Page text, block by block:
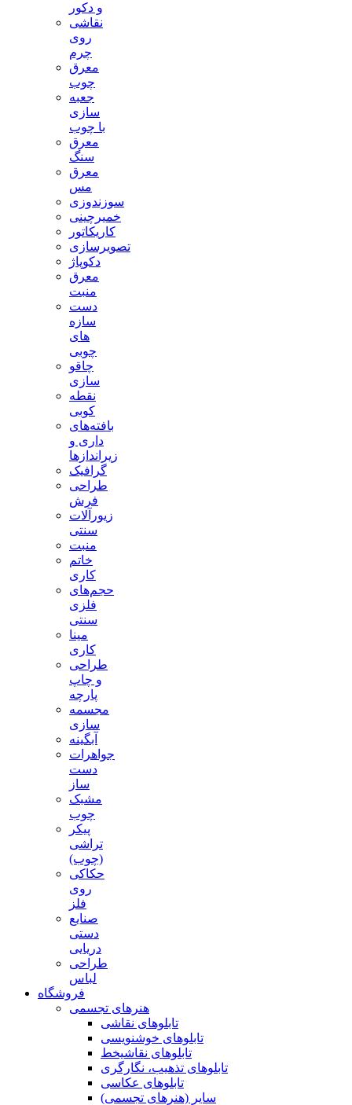
و دکور
نقاشی
روی
چرم
معرق
چوب
جعبه
سازی
با چوب
معرق
سنگ
معرق
مس
سوزندوزی
خمیرچینی
کاریکاتور
تصویرسازی
دکوپاژ
معرق
منبت
دست
سازه
های
چوبی
چاقو
سازی
نقطه
کوبی
بافته‌های
داری و
زیراندازها
گرافیک
طراحی
فرش
زیورآلات
سنتی
منبت
خاتم
کاری
حجم‌های
فلزی
سنتی
مینا
کاری
طراحی
و چاپ
پارچه
مجسمه
سازی
آبگینه
جواهرات
دست
ساز
مشبک
چوب
پیکر
تراشی
(چوب)
حکاکی
روی
فلز
صنایع
دستی
دریایی
طراحی
لباس
فروشگاه
هنرهای تجسمی
تابلوهای نقاشی
تابلوهای خوشنویسی
تابلوهای نقاشیخط
تابلوهای تذهیب، نگارگری
تابلوهای عکاسی
سایر (هنرهای تجسمی)